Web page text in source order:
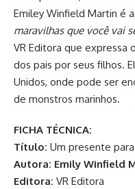
Emiley Winfield Martin é
maravilhas que você vai
VR Editora que
dos pais por seus filhos.
Unidos, onde pode ser
de monstros marinhos.
FICHA TÉCNICA:
Título: Um presente
Autora: Emily Winfield
Editora: VR Editora